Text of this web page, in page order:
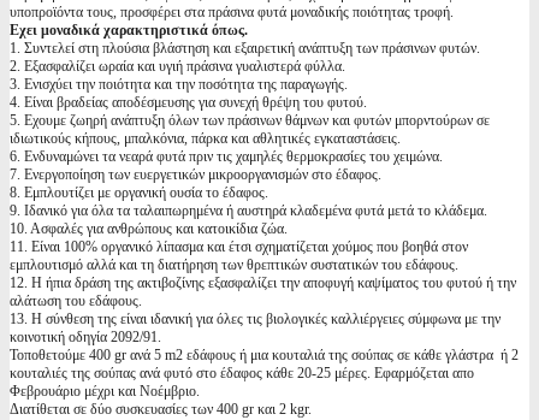
υποπροϊόντα τους, προσφέρει στα πράσινα φυτά μοναδικής ποιότητας τροφή.
Εχει μοναδικά χαρακτηριστικά όπως.
1. Συντελεί στη πλούσια βλάστηση και εξαιρετική ανάπτυξη των πράσινων φυτών.
2. Εξασφαλίζει ωραία και υγιή πράσινα γυαλιστερά φύλλα.
3. Ενισχύει την ποιότητα και την ποσότητα της παραγωγής.
4. Είναι βραδείας αποδέσμευσης για συνεχή θρέψη του φυτού.
5. Εχουμε ζωηρή ανάπτυξη όλων των πράσινων θάμνων και φυτών μπορντούρων σε
ιδιωτικούς κήπους, μπαλκόνια, πάρκα και αθλητικές εγκαταστάσεις.
6. Ενδυναμώνει τα νεαρά φυτά πριν τις χαμηλές θερμοκρασίες του χειμώνα.
7. Ενεργοποίηση των ευεργετικών μικροοργανισμών στο έδαφος.
8. Εμπλουτίζει με οργανική ουσία το έδαφος.
9. Ιδανικό για όλα τα ταλαιπωρημένα ή αυστηρά κλαδεμένα φυτά μετά το κλάδεμα.
10. Ασφαλές για ανθρώπους και κατοικίδια ζώα.
11. Είναι 100% οργανικό λίπασμα και έτσι σχηματίζεται χούμος που βοηθά στον
εμπλουτισμό αλλά και τη διατήρηση των θρεπτικών συστατικών του εδάφους.
12. Η ήπια δράση της ακτιβοζίνης εξασφαλίζει την αποφυγή καψίματος του φυτού ή την
αλάτωση του εδάφους.
13. Η σύνθεση της είναι ιδανική για όλες τις βιολογικές καλλιέργειες σύμφωνα με την
κοινοτική οδηγία 2092/91.
Τοποθετούμε 400 gr ανά 5 m2 εδάφους ή μια κουταλιά της σούπας σε κάθε γλάστρα ή 2
κουταλιές της σούπας ανά φυτό στο έδαφος κάθε 20-25 μέρες. Εφαρμόζεται απο
Φεβρουάριο μέχρι και Νοέμβριο.
Διατίθεται σε δύο συσκευασίες των 400 gr και 2 kgr.